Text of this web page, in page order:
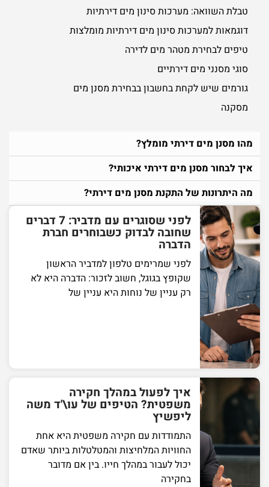
טבלת השוואה: מערכות סינון מים דירתיות
דוגמאות למערכות סינון מים דירתיות מומלצות
טיפים לבחירת מטהר מים לדירה
סוגי מסנני מים דירתיים
גורמים שיש לקחת בחשבון בבחירת מסנן מים
מסקנה
מהו מסנן מים דירתי מומלץ?
איך לבחור מסנן מים דירתי איכותי?
מה היתרונות של התקנת מסנן מים דירתי?
לפני שסוגרים עם מדביר: 7 דברים
שחובה לבדוק כשבוחרים חברת
הדברה
לפני שמרימים טלפון למדביר הראשון
שקופץ בגוגל, חשוב לזכור: הדברה היא לא
רק עניין של נוחות היא עניין של
איך לפעול במהלך חקירה
משפטית? הטיפים של עו\'ד משה
ליפשיץ
התמודדות עם חקירה משפטית היא אחת
החוויות המלחיצות והמטלטלות ביותר שאדם
יכול לעבור במהלך חייו. בין אם מדובר
בחקירה